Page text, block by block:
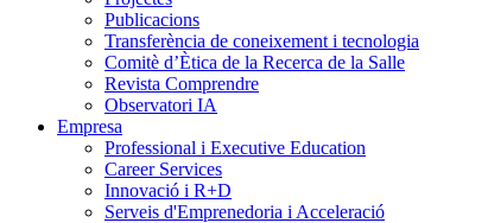
Publicacions
Transferència de coneixement i tecnologia
Comitè d’Ètica de la Recerca de la Salle
Revista Comprendre
Observatori IA
Empresa
Professional i Executive Education
Career Services
Innovació i R+D
Serveis d'Emprenedoria i Acceleració